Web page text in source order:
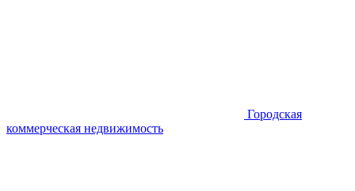
Городская
коммерческая недвижимость